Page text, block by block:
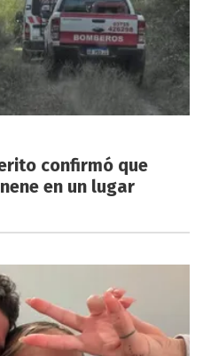
confirmó que
en un lugar